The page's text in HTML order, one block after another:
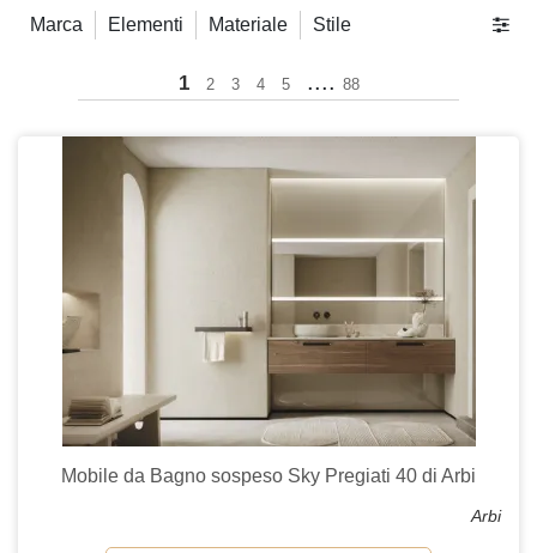
Marca Elementi Materiale Stile
1 2 3 4 5 .... 88
Mobile da Bagno sospeso Sky Pregiati 40 di Arbi
Arbi